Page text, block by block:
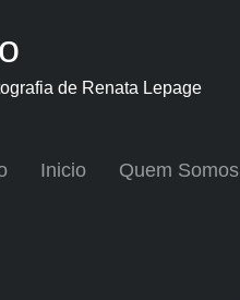
de Renata Lepage
Inicio Quem Somos